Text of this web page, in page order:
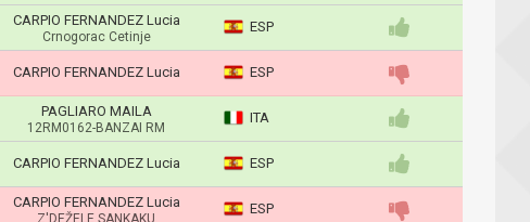
CARPIO FERNANDEZ Lucia
Crnogorac Cetinje
ESP
CARPIO FERNANDEZ Lucia ESP
PAGLIARO MAILA
12RM0162-BANZAI RM
ITA
CARPIO FERNANDEZ Lucia ESP
CARPIO FERNANDEZ Lucia
Z'DEŽELE SANKAKU
ESP